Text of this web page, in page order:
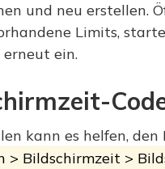
und neu erstellen.
Limits,
ein.
kann es helfen,
> Bildschirmzeit >